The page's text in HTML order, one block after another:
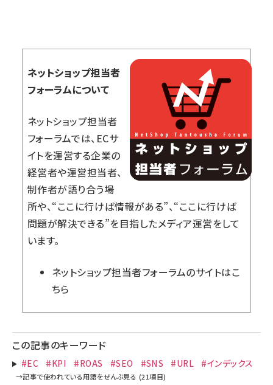
ネットショップ担当者
フォーラムについて
ネットショップ担当者
フォーラムでは、ECサ
イトを運営する企業の
経営者や運営担当者、
制作者が語り合う場
所や、“ここに行けば情報がある”、“ここに行けば
問題が解決できる”を目指したメディア運営をして
います。
ネットショップ担当者フォーラムのサイトはこ
ちら
この記事のキーワード
#EC #KPI #ROAS #SEO #SNS #URL #インデックス